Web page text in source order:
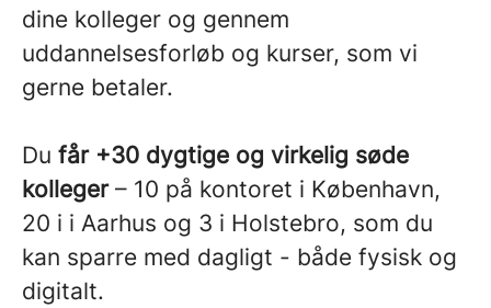
dine kolleger og gennem
uddannelsesforløb og kurser, som vi
gerne betaler.
Du får +30 dygtige og virkelig søde
kolleger– 10 på kontoret i København,
20 i i Aarhus og 3 i Holstebro, som du
kan sparre med dagligt - både fysisk og
digitalt.